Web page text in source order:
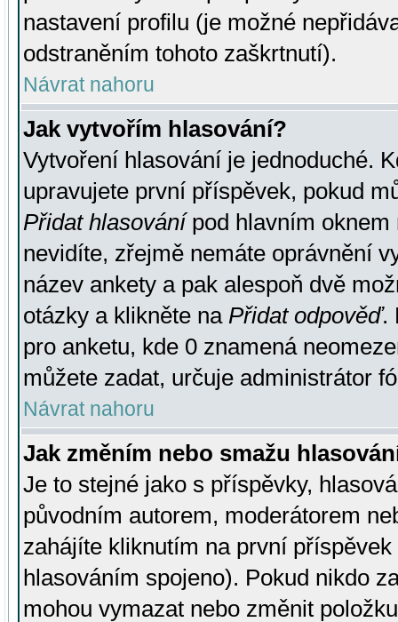
nastavení profilu (je možné
odstraněním tohoto zaškrtnutí).
Návrat nahoru
Jak vytvořím hlasování?
Vytvoření hlasování je jednoduché.
upravujete první příspěvek, pokud
Přidat hlasovánípod hlavním oknem
nevidíte, zřejmě nemáte oprávnění
název ankety a pak alespoň dvě
otázky a klikněte na Přidat odpověď.
pro anketu, kde 0 znamená
můžete zadat, určuje administrátor
Návrat nahoru
Jak změním nebo smažu
Je to stejné jako s příspěvky,
původním autorem, moderátorem
zahájíte kliknutím na první
hlasováním spojeno). Pokud nikdo
mohou vymazat nebo změnit